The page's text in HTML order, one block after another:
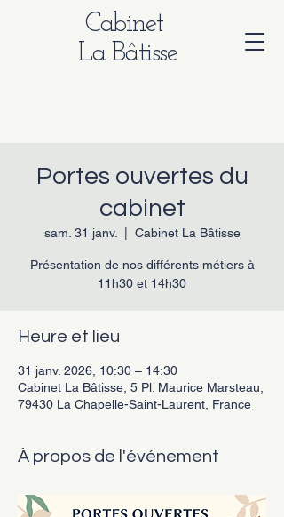
Cabinet
La Bâtisse
Portes ouvertes du
cabinet
sam. 31 janv. Cabinet La Bâtisse
Présentation de nos différents métiers à
11h30 et 14h30
Heure et lieu
31 janv. 2026, 10:30 – 14:30
Cabinet La Bâtisse, 5 Pl. Maurice Marsteau,
79430 La Chapelle-Saint-Laurent, France
À propos de l'événement